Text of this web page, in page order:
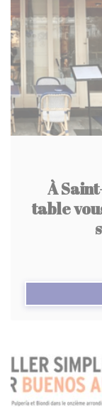
À
table